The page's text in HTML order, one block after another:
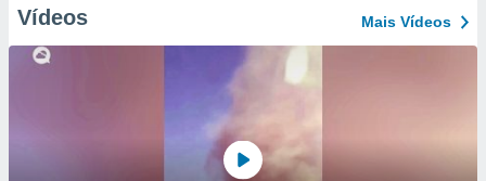
Vídeos Mais Vídeos